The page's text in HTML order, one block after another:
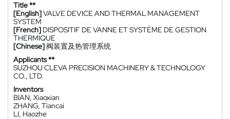
Title **
[English]VALVE DEVICE AND THERMAL MANAGEMENT
SYSTEM
[French] DISPOSITIF DE VANNE ET SYSTÈME DE GESTION
THERMIQUE
[Chinese] 阀装置及热管理系统
Applicants **
SUZHOU CLEVA PRECISION MACHINERY & TECHNOLOGY
CO., LTD.
Inventors
BIAN, Xiaoxian
ZHANG, Tiancai
LI, Haozhe